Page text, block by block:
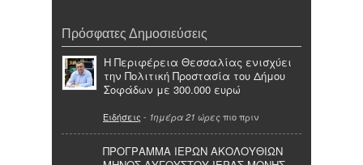
Πρόσφατες Δημοσιεύσεις
Η Περιφέρεια Θεσσαλίας ενισχύει
την Πολιτική Προστασία του Δήμου
Σοφάδων με 300.000 ευρώ
Ειδήσεις - 1ημέρα 21 ώρες πιο πριν
ΠΡΟΓΡΑΜΜΑ ΙΕΡΩΝ ΑΚΟΛΟΥΘΙΩΝ